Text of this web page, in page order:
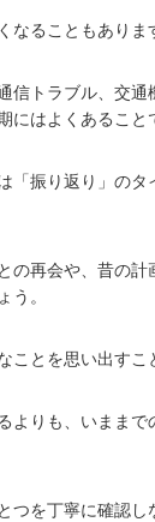
なることもありま
信トラブル、交
にはよくあること
「振り返り」のタ
の再会や、昔の計
う。
ことを思い出すこ
よりも、いままで
つを丁寧に確認し